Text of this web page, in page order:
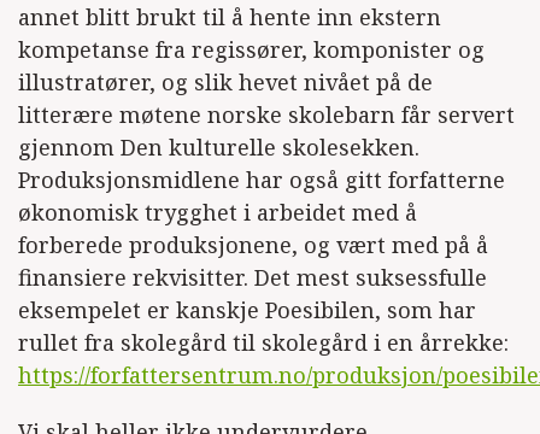
annet blitt brukt til å hente inn ekstern
kompetanse fra regissører, komponister og
illustratører, og slik hevet nivået på de
litterære møtene norske skolebarn får servert
gjennom Den kulturelle skolesekken.
Produksjonsmidlene har også gitt forfatterne
økonomisk trygghet i arbeidet med å
forberede produksjonene, og vært med på å
finansiere rekvisitter. Det mest suksessfulle
eksempelet er kanskje Poesibilen, som har
rullet fra skolegård til skolegård i en årrekke:
https://forfattersentrum.no/produksjon/